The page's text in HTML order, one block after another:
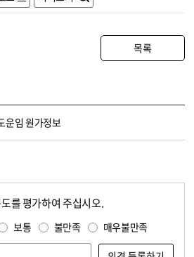
목록
운임 원가정보
를 평가하여 주십시오.
보통 불만족 매우불만족